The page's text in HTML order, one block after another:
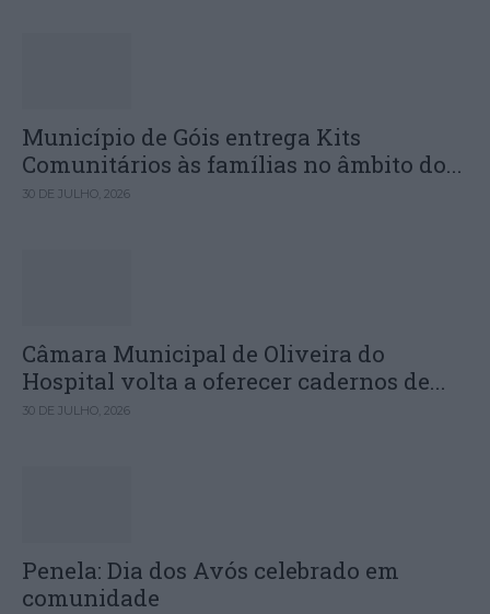
Município de Góis entrega Kits
Comunitários às famílias no âmbito do...
30 DE JULHO, 2026
Câmara Municipal de Oliveira do
Hospital volta a oferecer cadernos de...
30 DE JULHO, 2026
Penela: Dia dos Avós celebrado em
comunidade